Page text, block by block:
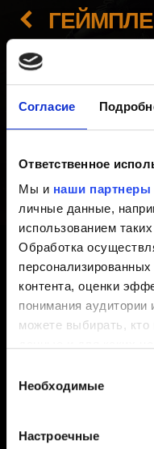
Согласие
Ответственное
Мы и наши партнеры
личные данные,
использованием
Обработка
контента, оценки
понимания аудитории
можете выбирать,
Если вы разрешите,
географическом
точностью до
согласия
Необходимые
Настроечные
Прохождение
Достижения
Достижение не
условий